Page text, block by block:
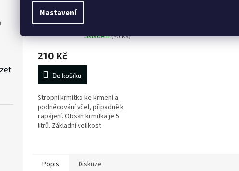
Nastavení
Stropní krmítko s tunýlky-
nezastřižené
Skladem(>5 ks)
210 Kč
Do košíku
Stropní krmítko ke krmení a
podněcování včel, případně k
napájení. Obsah krmítka je 5
litrů. Základní velikost
Popis
Diskuze